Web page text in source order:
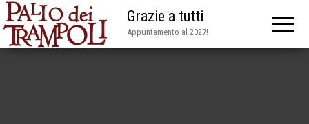
Grazie a tutti
Appuntamento al 2027!